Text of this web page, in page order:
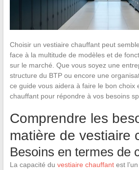
Choisir un vestiaire chauffant peut
face à la multitude de modèles et de
sur le marché. Que vous soyez une
structure du BTP ou encore une
ce guide vous aidera à faire le bon choix
chauffant pour répondre à vos besoins
Comprendre les
matière de vestiaire
Besoins en termes de
La capacité du vestiaire chauffantest